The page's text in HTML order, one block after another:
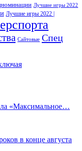
Лучшие игры 2022
Лучшие игры 2022 |
Сайтовые Спец
«Максимальное…
в конце августа